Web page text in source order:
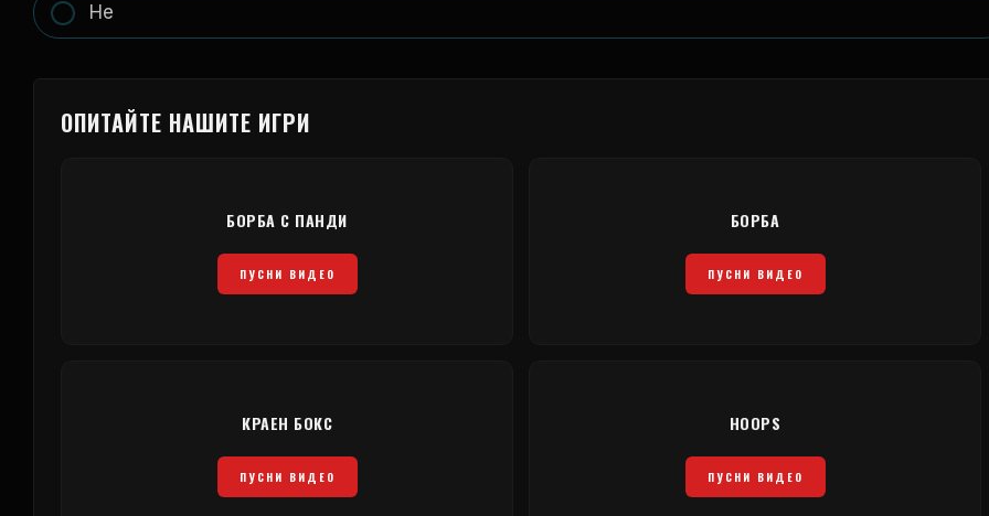
Не
ОПИТАЙТЕ НАШИТЕ ИГРИ
БОРБА С ПАНДИ
ПУСНИ ВИДЕО
БОРБА
ПУСНИ ВИДЕО
КРАЕН БОКС
ПУСНИ ВИДЕО
HOOPS
ПУСНИ ВИДЕО